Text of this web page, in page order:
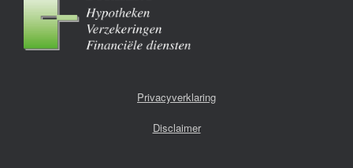
Privacyverklaring
Disclaimer